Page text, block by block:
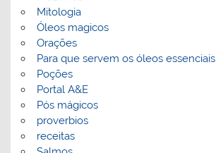
Mitologia
Óleos magicos
Orações
Para que servem os óleos essenciais
Poções
Portal A&E
Pós mágicos
proverbios
receitas